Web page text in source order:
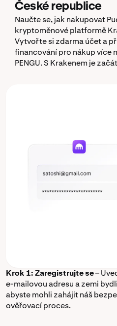
České republice
Naučte se, jak nakupovat
kryptoměnové platformě
Vytvořte si zdarma účet a
financování pro nákup více
PENGU. S Krakenem je
Krok 1: Zaregistrujte se–
e-mailovou adresu a zemi
abyste mohli zahájit náš
ověřovací proces.